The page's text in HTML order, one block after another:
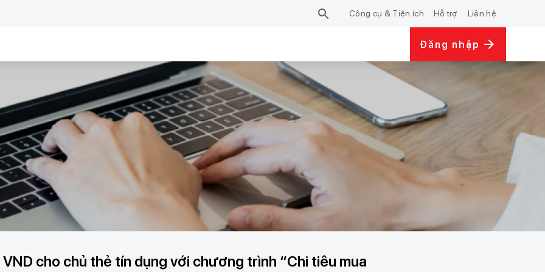
Công cụ & Tiện ích Hỗ trợ Liên hệ
Đăng nhập
cho chủ thẻ tín dụng với chương trình “Chi tiêu mua